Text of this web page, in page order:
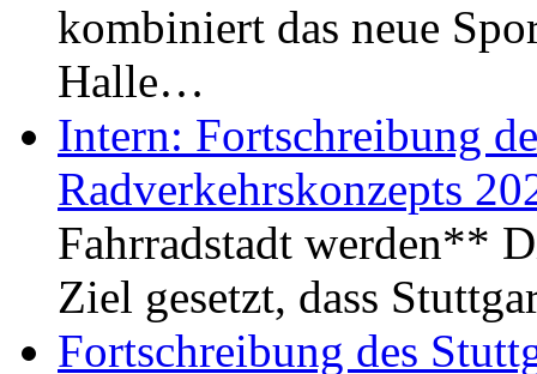
kombiniert das neue
Halle…
Intern: Fortschreibung
Radverkehrskonzepts
Fahrradstadt werden**
Ziel gesetzt, dass
Fortschreibung des